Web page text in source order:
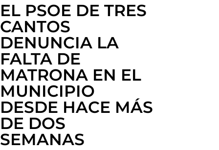
EL PSOE DE TRES
CANTOS
DENUNCIA LA
FALTA DE
MATRONA EN EL
MUNICIPIO
DESDE HACE MÁS
DE DOS
SEMANAS